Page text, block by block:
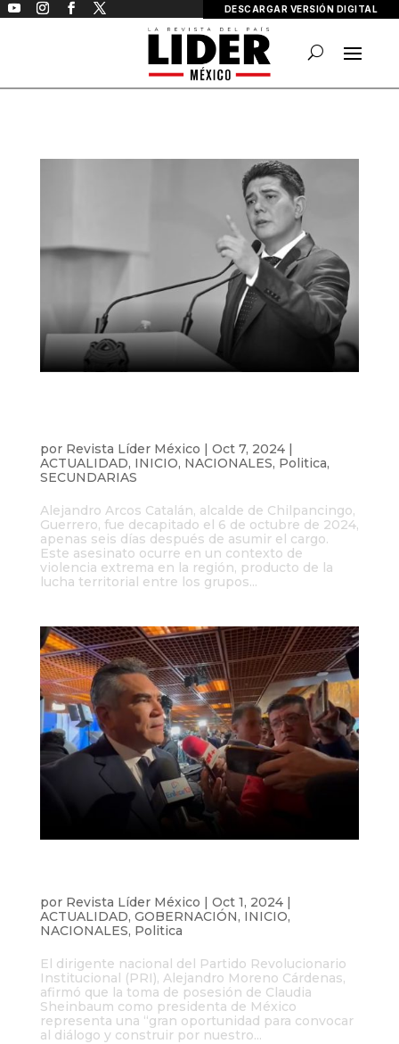
DESCARGAR VERSIÓN DIGITAL
por Revista Líder México | Oct 7, 2024|
ACTUALIDAD, INICIO, NACIONALES, Politica,
SECUNDARIAS
Alejandro Arcos Catalán, alcalde de Chilpancingo,
Guerrero, fue decapitado el 6 de octubre de 2024,
apenas seis días después de asumir el cargo.
Este asesinato ocurre en un contexto de
violencia extrema en la región, producto de la
lucha territorial entre los grupos...
por Revista Líder México | Oct 1, 2024|
ACTUALIDAD, GOBERNACIÓN, INICIO,
NACIONALES, Politica
El dirigente nacional del Partido Revolucionario
Institucional (PRI), Alejandro Moreno Cárdenas,
afirmó que la toma de posesión de Claudia
Sheinbaum como presidenta de México
representa una “gran oportunidad para convocar
al diálogo y construir por nuestro...